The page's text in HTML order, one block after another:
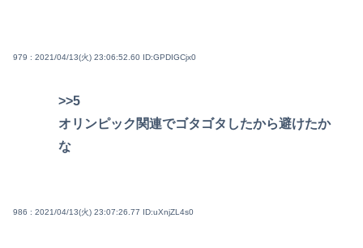
979 : 2021/04/13(火) 23:06:52.60 ID:GPDIGCjx0
>>5
オリンピック関連でゴタゴタしたから避けたか
な
986 : 2021/04/13(火) 23:07:26.77 ID:uXnjZL4s0